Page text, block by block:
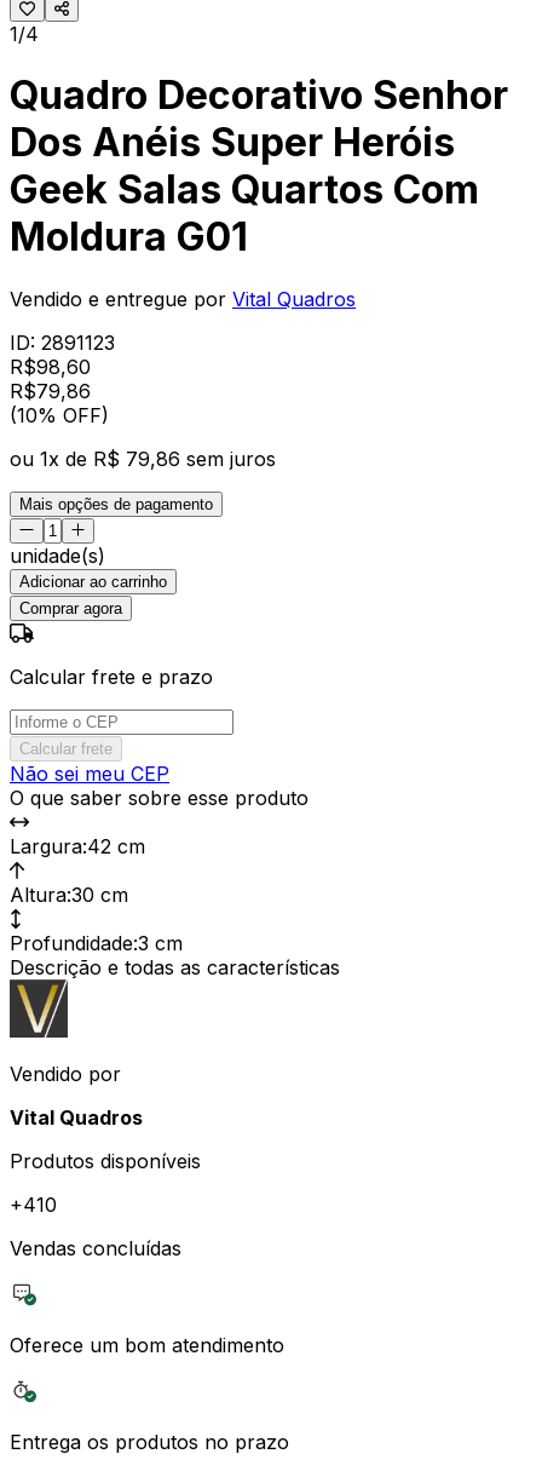
1/4
Quadro Decorativo Senhor
Dos Anéis Super Heróis
Geek Salas Quartos Com
Moldura G01
Vendido e entregue por Vital Quadros
ID: 2891123
R$98,60
R$79,86
(10% OFF)
ou 1x de R$ 79,86 sem juros
Mais opções de pagamento
unidade(s)
Adicionar ao carrinho
Comprar agora
Calcular frete e prazo
Calcular frete
Não sei meu CEP
O que saber sobre esse produto
Largura:42 cm
Altura:30 cm
Profundidade:3 cm
Descrição e todas as características
Vendido por
Vital Quadros
Produtos disponíveis
+410
Vendas concluídas
Oferece um bom atendimento
Entrega os produtos no prazo